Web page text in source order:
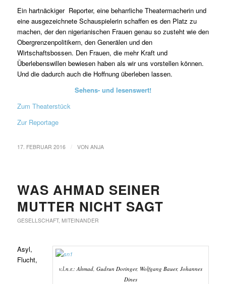
Ein hartnäckiger Reporter, eine beharrliche Theatermacherin und
eine ausgezeichnete Schauspielerin schaffen es den Platz zu
machen, der den nigerianischen Frauen genau so zusteht wie den
Obergrenzenpolitikern, den Generälen und den
Wirtschaftsbossen. Den Frauen, die mehr Kraft und
Überlebenswillen bewiesen haben als wir uns vorstellen können.
Und die dadurch auch die Hoffnung überleben lassen.
Sehens- und lesenswert!
Zum Theaterstück
Zur Reportage
17. FEBRUAR 2016 VON ANJA
WAS AHMAD SEINER
MUTTER NICHT SAGT
GESELLSCHAFT, MITEINANDER
v.l.n.r.: Ahmad, Gudrun Doringer, Wolfgang Bauer, Johannes
Dines
Asyl,
Flucht,